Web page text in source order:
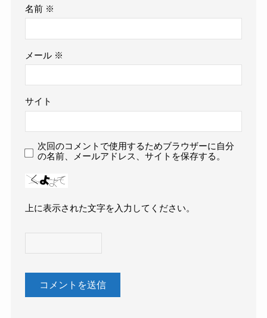
名前 ※
メール ※
サイト
次回のコメントで使用するためブラウザーに自分
の名前、メールアドレス、サイトを保存する。
上に表示された文字を入力してください。